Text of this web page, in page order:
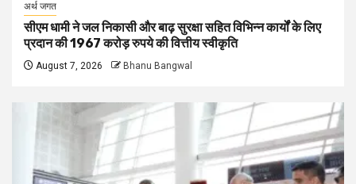
अर्थ जगत
सीएम धामी ने जल निकासी और बाढ़ सुरक्षा सहित विभिन्न कार्यों के लिए
प्रदान की 1967 करोड़ रुपये की वित्तीय स्वीकृति
August 7, 2026 Bhanu Bangwal